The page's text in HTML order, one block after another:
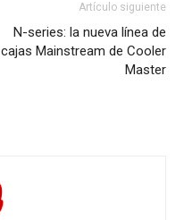
Artículo siguiente
N-series: la nueva línea de
cajas Mainstream de Cooler
Master